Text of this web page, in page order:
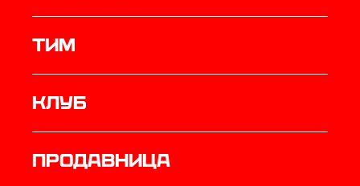
ТИМ
Клуб
продавница